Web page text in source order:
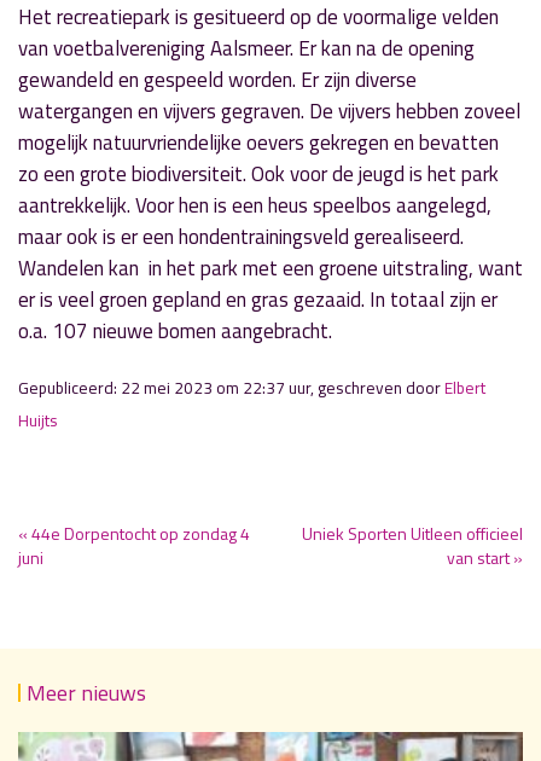
Het recreatiepark is gesitueerd op de voormalige velden
van voetbalvereniging Aalsmeer. Er kan na de opening
gewandeld en gespeeld worden. Er zijn diverse
watergangen en vijvers gegraven. De vijvers hebben zoveel
mogelijk natuurvriendelijke oevers gekregen en bevatten
zo een grote biodiversiteit. Ook voor de jeugd is het park
aantrekkelijk. Voor hen is een heus speelbos aangelegd,
maar ook is er een hondentrainingsveld gerealiseerd.
Wandelen kan in het park met een groene uitstraling, want
er is veel groen gepland en gras gezaaid. In totaal zijn er
o.a. 107 nieuwe bomen aangebracht.
Gepubliceerd: 22 mei 2023 om 22:37 uur, geschreven doorElbert
Huijts
« 44e Dorpentocht op zondag 4
juni
Uniek Sporten Uitleen officieel
van start »
Meer nieuws